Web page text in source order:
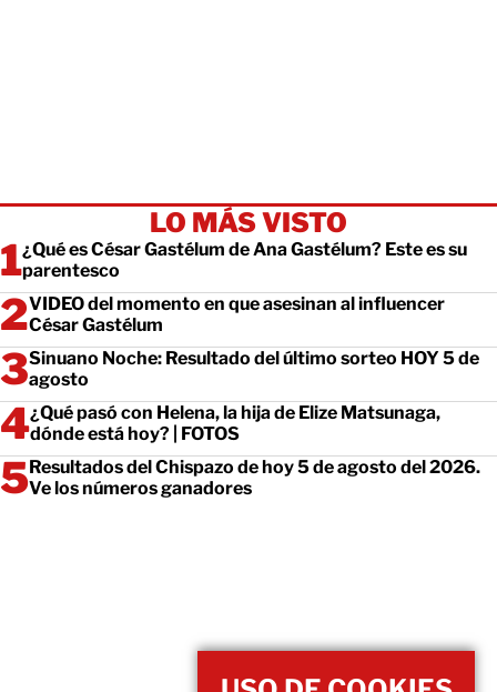
LO MÁS VISTO
¿Qué es César Gastélum de Ana Gastélum? Este es su
parentesco
VIDEO del momento en que asesinan al influencer
César Gastélum
Sinuano Noche: Resultado del último sorteo HOY 5 de
agosto
¿Qué pasó con Helena, la hija de Elize Matsunaga,
dónde está hoy? | FOTOS
Resultados del Chispazo de hoy 5 de agosto del 2026.
Ve los números ganadores